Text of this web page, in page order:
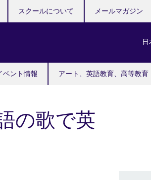
ベント情報 アート、英語教育、高等教育
スクールについて メールマガジン
の歌で英